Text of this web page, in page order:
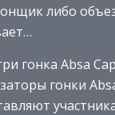
либо
гонка Absa
гонки